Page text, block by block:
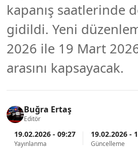
kapanış saatlerinde
gidildi. Yeni
2026 ile 19 Mart
arasını kapsayacak.
Buğra Ertaş
Editör
19.02.2026 - 09:27
Yayınlanma
19.02.2026 -
Güncelleme